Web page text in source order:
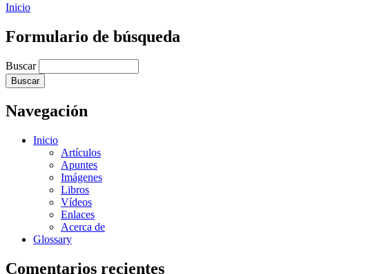
Inicio
Formulario de búsqueda
Buscar
Navegación
Inicio
Artículos
Apuntes
Imágenes
Libros
Vídeos
Enlaces
Acerca de
Glossary
Comentarios recientes